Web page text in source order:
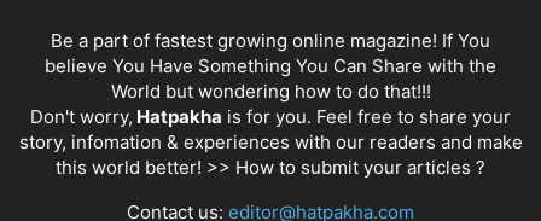
Be a part of fastest growing online magazine! If You
believe You Have Something You Can Share with the
World but wondering how to do that!!!
Don't worry, Hatpakha is for you. Feel free to share your
story, infomation & experiences with our readers and make
this world better! >> How to submit your articles ?
Contact us: editor@hatpakha.com